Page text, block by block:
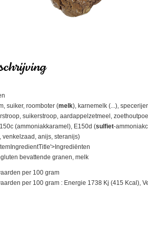
suiker, roomboter (melk), karnemelk (...),
suikerstroop, aardappelzetmeel,
(ammoniakkaramel), E150d (sulfiet-
venkelzaad, anijs, steranijs)
bevattende granen, melk
per 100 gram
per 100 gram : Energie 1738 Kj (415 Kcal),